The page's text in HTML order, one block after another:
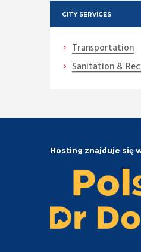
CITY SERVICES
Transportation
Sanitation &
Hosting znajduje się